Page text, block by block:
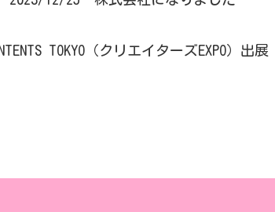
TOKYO（クリエイターズEXPO）出展